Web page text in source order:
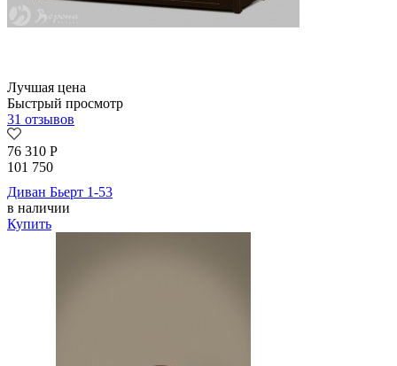
Лучшая цена
Быстрый просмотр
31 отзывов
76 310 Р
101 750
Диван Бьерт 1-53
в наличии
Купить